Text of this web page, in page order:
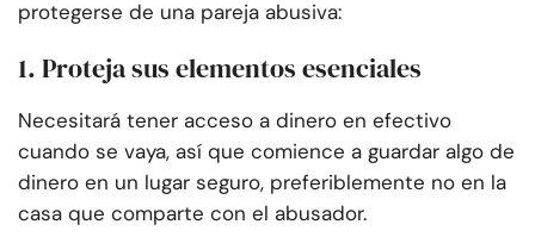
protegerse de una pareja abusiva:
1. Proteja sus elementos esenciales
Necesitará tener acceso a dinero en efectivo
cuando se vaya, así que comience a guardar algo de
dinero en un lugar seguro, preferiblemente no en la
casa que comparte con el abusador.